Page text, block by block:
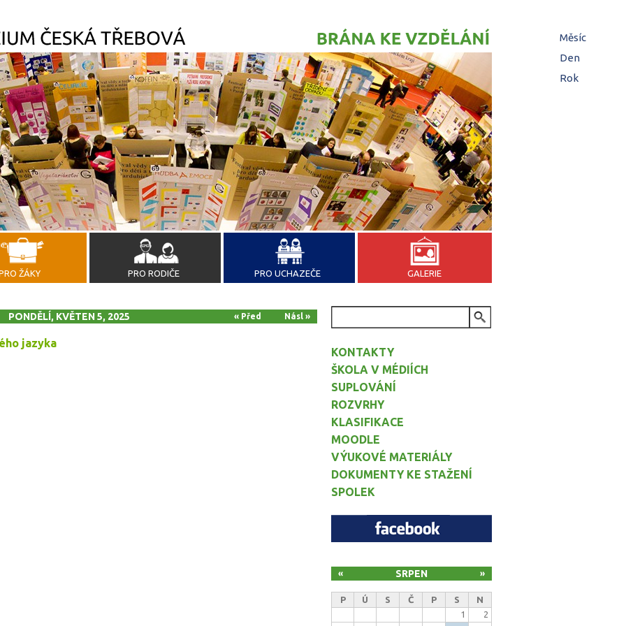
ŽÁKY PRO RODIČE PRO UCHAZEČE GALERIE
PONDĚLÍ, KVĚTEN 5, 2025 « Před Násl »
jazyka
KONTAKTY
ŠKOLA V MÉDIÍCH
SUPLOVÁNÍ
ROZVRHY
KLASIFIKACE
MOODLE
VÝUKOVÉ MATERIÁLY
DOKUMENTY KE STAŽENÍ
SPOLEK
SRPEN
« »
P Ú S Č P S
N
1
2
Měsíc
Den(aktivní
Rok